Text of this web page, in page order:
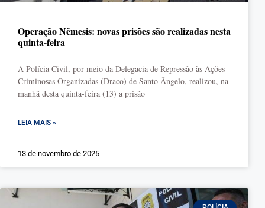
Operação Nêmesis: novas prisões são realizadas nesta
quinta-feira
A Polícia Civil, por meio da Delegacia de Repressão às Ações
Criminosas Organizadas (Draco) de Santo Ângelo, realizou, na
manhã desta quinta-feira (13) a prisão
LEIA MAIS »
13 de novembro de 2025